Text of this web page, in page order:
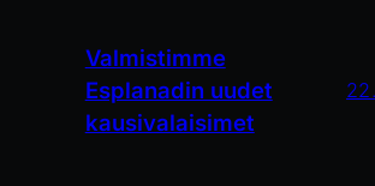
Valmistimme
Esplanadin uudet
kausivalaisimet